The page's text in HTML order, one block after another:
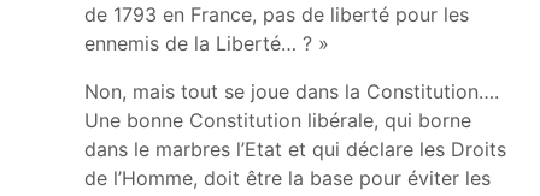
de 1793 en France, pas de liberté pour les
ennemis de la Liberté… ? »
Non, mais tout se joue dans la Constitution….
Une bonne Constitution libérale, qui borne
dans le marbres l’Etat et qui déclare les Droits
de l’Homme, doit être la base pour éviter les